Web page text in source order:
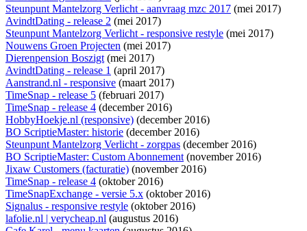
Steunpunt Mantelzorg Verlicht - aanvraag mzc 2017 (mei 2017)
AvindtDating - release 2 (mei 2017)
Steunpunt Mantelzorg Verlicht - responsive restyle (mei 2017)
Nouwens Groen Projecten (mei 2017)
Dierenpension Boszigt(mei 2017)
AvindtDating - release 1 (april 2017)
Aanstrand.nl - responsive (maart 2017)
TimeSnap - release 5 (februari 2017)
TimeSnap - release 4 (december 2016)
HobbyHoekje.nl (responsive) (december 2016)
BO ScriptieMaster: historie (december 2016)
Steunpunt Mantelzorg Verlicht - zorgpas (december 2016)
BO ScriptieMaster: Custom Abonnement(november 2016)
Jixaw Customers (facturatie) (november 2016)
TimeSnap - release 4 (oktober 2016)
TimeSnapExchange - versie 5.x (oktober 2016)
Signalus - responsive restyle (oktober 2016)
lafolie.nl | verycheap.nl (augustus 2016)